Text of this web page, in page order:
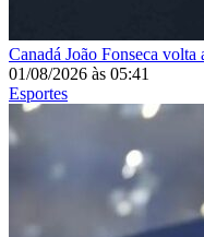
Canadá João Fonseca
01/08/2026 às 05:41
Esportes